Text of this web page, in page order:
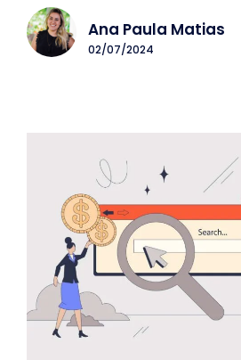
Ana Paula Matias
02/07/2024